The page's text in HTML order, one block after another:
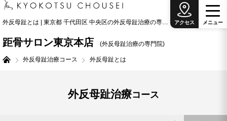
外反母趾とは | 東京都 千代田区 中央区の外反母趾治療の専門院
距骨サロン東京本店 (外反母趾治療の専門院)
外反母趾治療コース 外反母趾とは
メニ ュ ー
アクセス
外反母趾治療コース